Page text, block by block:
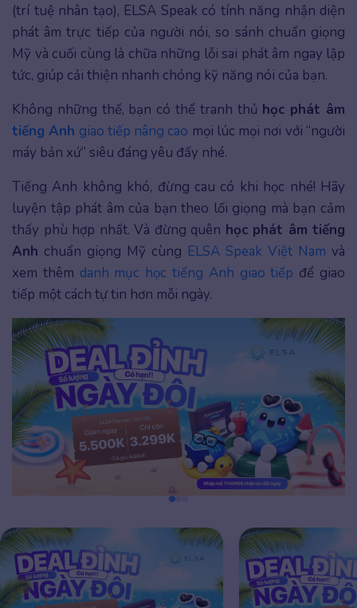
(trí tuệ nhân tạo), ELSA Speak có tính năng nhận diện
phát âm trực tiếp của người nói, so sánh chuẩn giọng
Mỹ và cuối cùng là chữa những lỗi sai phát âm ngay lập
tức, giúp cải thiện nhanh chóng kỹ năng nói của bạn.
Không những thế, bạn có thể tranh thủ học phát âm
tiếng Anh giao tiếp nâng cao mọi lúc mọi nơi với “người
máy bản xứ” siêu đáng yêu đấy nhé.
Tiếng Anh không khó, đừng cau có khi học nhé! Hãy
luyện tập phát âm của bạn theo lối giọng mà bạn cảm
thấy phù hợp nhất. Và đừng quên học phát âm tiếng
Anh chuẩn giọng Mỹ cùng ELSA Speak Việt Nam và
xem thêm danh mục học tiếng Anh giao tiếp để giao
tiếp một cách tự tin hơn mỗi ngày.